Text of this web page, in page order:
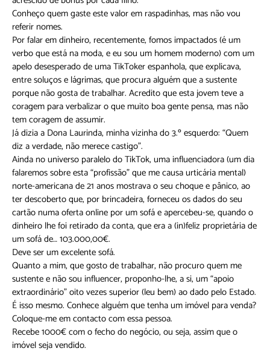
Conheço quem gaste este valor em raspadinhas, mas não vou
referir nomes.
Por falar em dinheiro, recentemente, fomos impactados (é um
verbo que está na moda, e eu sou um homem moderno) com um
apelo desesperado de uma TikToker espanhola, que explicava,
entre soluços e lágrimas, que procura alguém que a sustente
porque não gosta de trabalhar. Acredito que esta jovem teve a
coragem para verbalizar o que muito boa gente pensa, mas não
tem coragem de assumir.
Já dizia a Dona Laurinda, minha vizinha do 3.º esquerdo: “Quem
diz a verdade, não merece castigo”.
Ainda no universo paralelo do TikTok, uma influenciadora (um dia
falaremos sobre esta “profissão” que me causa urticária mental)
norte-americana de 21 anos mostrava o seu choque e pânico, ao
ter descoberto que, por brincadeira, forneceu os dados do seu
cartão numa oferta online por um sofá e apercebeu-se, quando o
dinheiro lhe foi retirado da conta, que era a (in)feliz proprietária de
um sofá de… 103.000,00€.
Deve ser um excelente sofá.
Quanto a mim, que gosto de trabalhar, não procuro quem me
sustente e não sou influencer, proponho-lhe, a si, um “apoio
extraordinário” oito vezes superior (leu bem) ao dado pelo Estado.
É isso mesmo. Conhece alguém que tenha um imóvel para venda?
Coloque-me em contacto com essa pessoa.
Recebe 1000€ com o fecho do negócio, ou seja, assim que o
imóvel seja vendido.